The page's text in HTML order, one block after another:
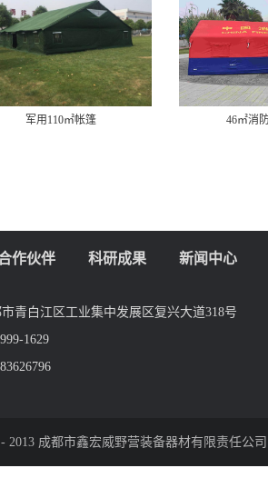
军用110㎡帐篷 46㎡消
作伙伴 科研成果 新闻中心
青白江区工业集中发展区复兴大道318号
1629
2013 成都市鑫宏威野营装备器材有限责任公司